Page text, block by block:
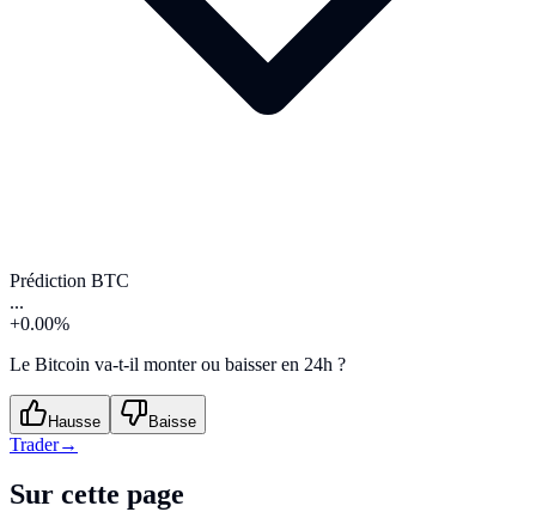
Prédiction BTC
...
+0.00%
Le Bitcoin va-t-il monter ou baisser en 24h ?
Hausse Baisse
Trader→
Sur cette page